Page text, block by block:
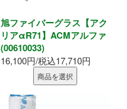
旭ファイバーグラス【アク
リアαR71】ACMアルファ
(00610033)
16,100円/税込17,710円
商品を選択